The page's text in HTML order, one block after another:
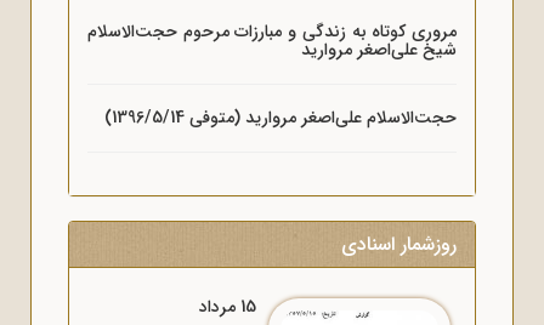
مروری کوتاه به زندگی و مبارزات مرحوم حجت‌الاسلام
شیخ علی‌اصغر مروارید
حجت‌الاسلام علی‌اصغر مروارید (متوفی 1396/5/14)
روزشمار اسنادی
15 مرداد